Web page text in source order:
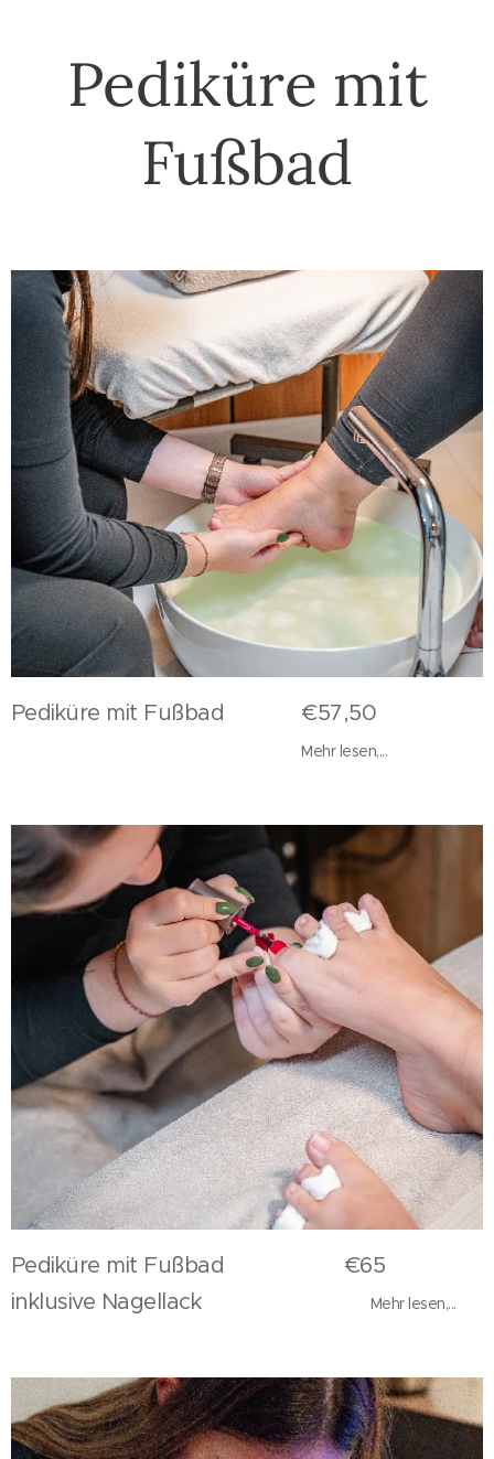
Pediküre mit
Fußbad
Pediküre mit Fußbad €57,50
Mehr lesen,...
Pediküre mit Fußbad €65
inklusive Nagellack
Mehr lesen,...